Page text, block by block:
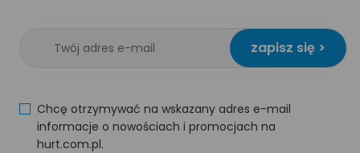
zapisz się >
Chcę otrzymywać na wskazany adres e-mail
informacje o nowościach i promocjach na
hurt.com.pl.